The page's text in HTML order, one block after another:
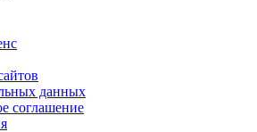
данных
соглашение